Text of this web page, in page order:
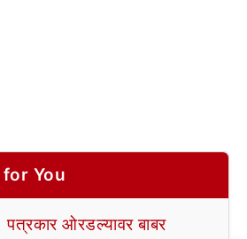
You
ओरडल्यावर बाबर